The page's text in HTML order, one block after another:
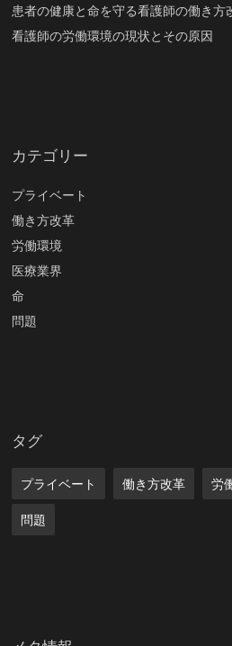
患者の健康と命を守る看護師の働き方
看護師の労働環境の現状とその原因
カテゴリー
プライベート
働き方改革
労働環境
医療業界
命
問題
タグ
プライベート 働き方改革 労
問題